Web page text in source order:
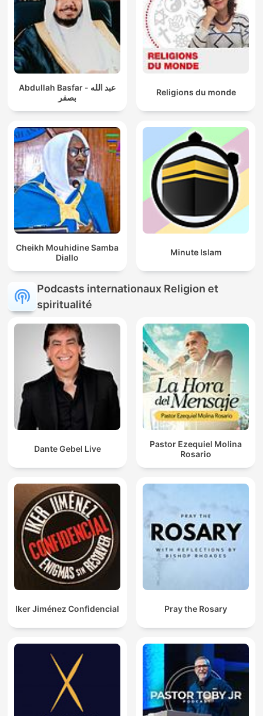
Abdullah Basfar - عبد الله
بصفر
Religions du monde
Cheikh Mouhidine Samba
Diallo
Minute Islam
Podcasts internationaux Religion et
spiritualité
Dante Gebel Live
Pastor Ezequiel Molina
Rosario
Iker Jiménez Confidencial Pray the Rosary